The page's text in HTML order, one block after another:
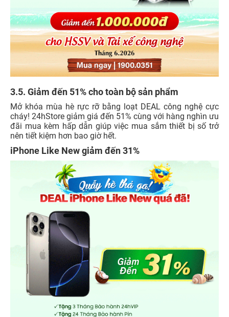
3.5. Giảm đến 51% cho toàn bộ sản phẩm
Mở khóa mùa hè rực rỡ bằng loạt DEAL công nghệ cực
cháy! 24hStore giảm giá đến 51% cùng với hàng nghìn ưu
đãi mua kèm hấp dẫn giúp việc mua sắm thiết bị số trở
nên tiết kiệm hơn bao giờ hết.
iPhone Like New giảm đến 31%